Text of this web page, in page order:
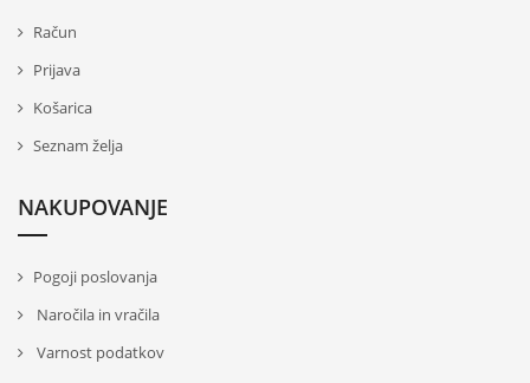
Račun
Prijava
Košarica
Seznam želja
NAKUPOVANJE
Pogoji poslovanja
Naročila in vračila
Varnost podatkov